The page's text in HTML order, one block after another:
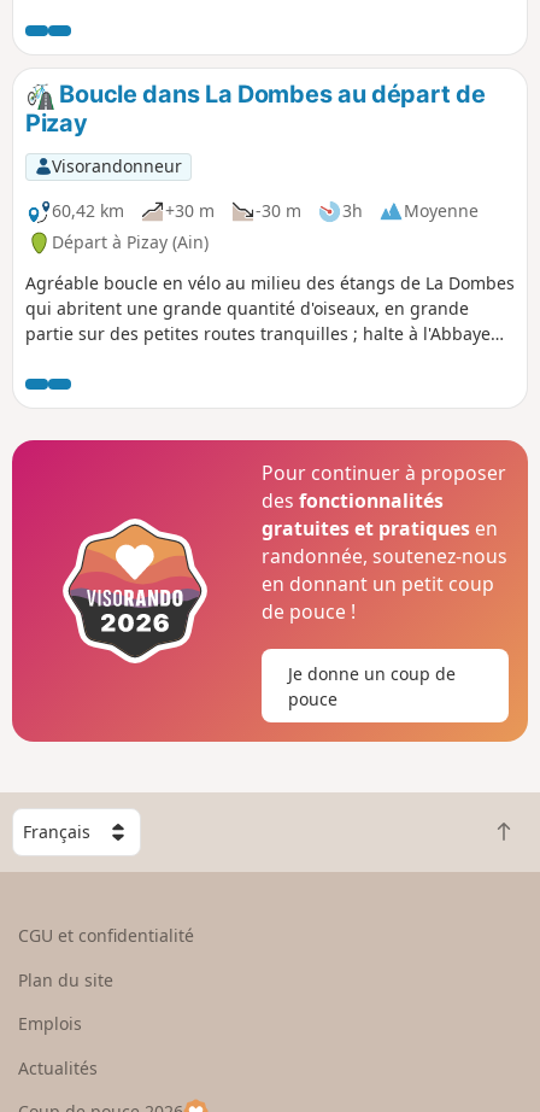
fermes du pays. Suivant la saison vous serez accompagnés
des chants d'une multitude d'oiseaux. Les grenouilles
sautent dans l'eau à votre passage et les vaches, curieuses
viennent à votre rencontre.
Boucle dans La Dombes au départ de
Pizay
Visorandonneur
60,42 km
+30 m -30 m 3h
Moyenne
Départ à Pizay (Ain)
Agréable boucle en vélo au milieu des étangs de La Dombes
qui abritent une grande quantité d'oiseaux, en grande
partie sur des petites routes tranquilles ; halte à l'Abbaye
Montellier.
Pour continuer à proposer
desfonctionnalités
gratuites et pratiques en
randonnée, soutenez-nous
en donnant un petit coup
de pouce !
Je donne un coup de
pouce
C
h
o
e
u
R
e
CGU et confidentialité
Plan du site
Emplois
Actualités